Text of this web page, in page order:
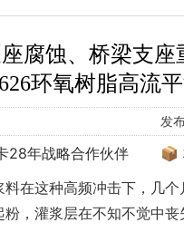
腐蚀、桥梁支
环氧树脂高流
发
28年战略合作伙伴 📦
在这种高频冲击下，几
，灌浆层在不知不觉中